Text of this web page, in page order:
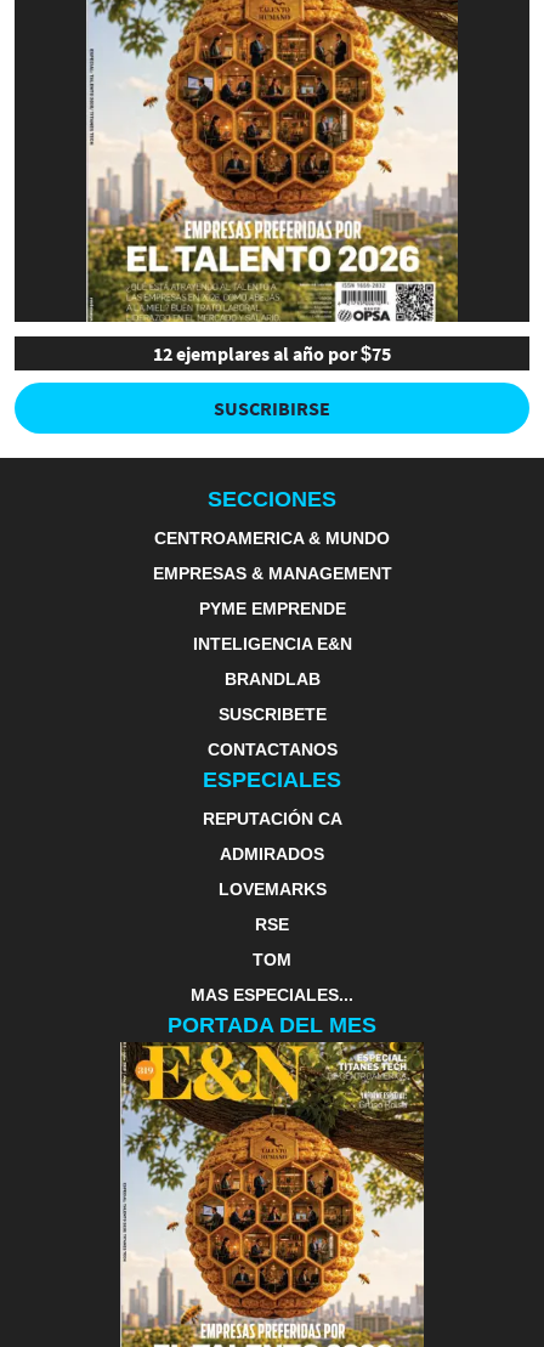
12 ejemplares al año por $75
SUSCRIBIRSE
SECCIONES
CENTROAMERICA & MUNDO
EMPRESAS & MANAGEMENT
PYME EMPRENDE
INTELIGENCIA E&N
BRANDLAB
SUSCRIBETE
CONTACTANOS
ESPECIALES
REPUTACIÓN CA
ADMIRADOS
LOVEMARKS
RSE
TOM
MAS ESPECIALES...
PORTADA DEL MES